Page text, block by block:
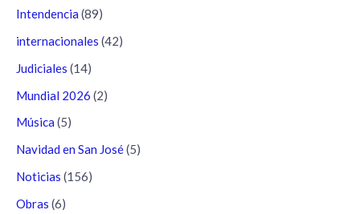
Intendencia (89)
internacionales (42)
Judiciales (14)
Mundial 2026 (2)
Música (5)
Navidad en San José(5)
Noticias (156)
Obras (6)